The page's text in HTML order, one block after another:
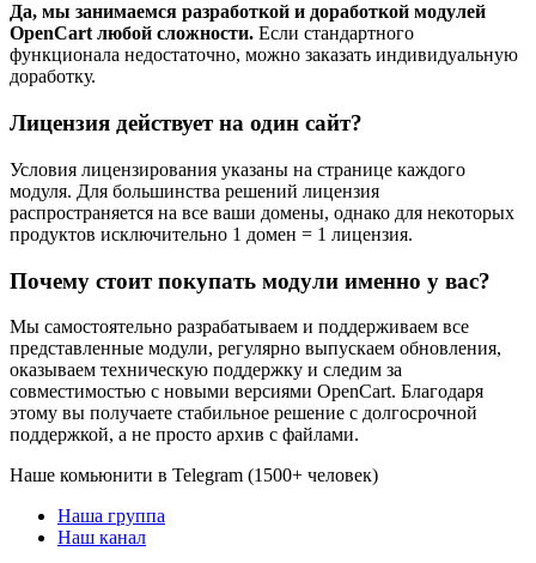
Да, мы занимаемся разработкой и доработкой модулей
OpenCart любой сложности. Если стандартного
функционала недостаточно, можно заказать индивидуальную
доработку.
Лицензия действует на один сайт?
Условия лицензирования указаны на странице каждого
модуля. Для большинства решений лицензия
распространяется на все ваши домены, однако для некоторых
продуктов исключительно 1 домен = 1 лицензия.
Почему стоит покупать модули именно у вас?
Мы самостоятельно разрабатываем и поддерживаем все
представленные модули, регулярно выпускаем обновления,
оказываем техническую поддержку и следим за
совместимостью с новыми версиями OpenCart. Благодаря
этому вы получаете стабильное решение с долгосрочной
поддержкой, а не просто архив с файлами.
Наше комьюнити в Telegram (1500+ человек)
Наша группа
Наш канал